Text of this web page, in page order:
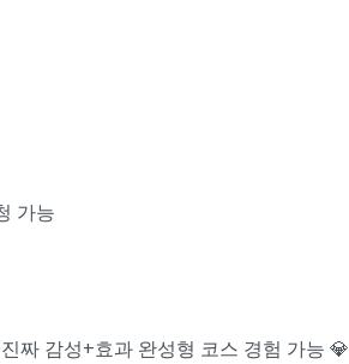
가능
짜 감성+효과 완성형 코스 경험 가능 💎